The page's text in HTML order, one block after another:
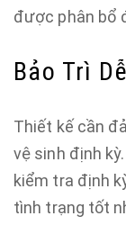
được phân bổ
Bảo Trì
Thiết kế cần
vệ sinh định
kiểm tra định
tình trạng tốt